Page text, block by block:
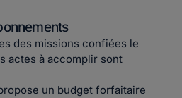
des missions confiées le
actes à accomplir sont
un budget forfaitaire